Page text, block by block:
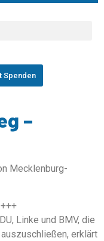
Spenden
–
Mecklenburg-
Linke und BMV, die
erklärt